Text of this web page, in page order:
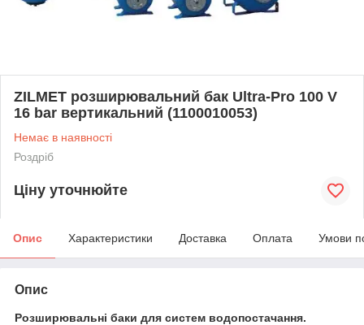
ZILMET розширювальний бак Ultra-Pro 100 V
16 bar вертикальний (1100010053)
Немає в наявності
Роздріб
Ціну уточнюйте
Опис Характеристики Доставка Оплата Умови
Опис
Розширювальні баки для систем водопостачання.